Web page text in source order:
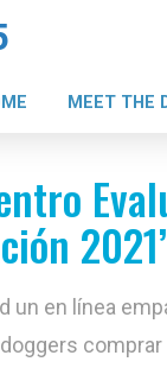
MEET THE
un en línea